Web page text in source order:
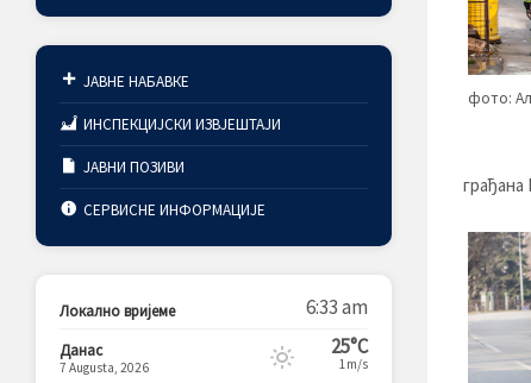
фото:
грађана
ЈАВНЕ НАБАВКЕ
ИНСПЕКЦИЈСКИ ИЗВЈЕШТАЈИ
ЈАВНИ ПОЗИВИ
СЕРВИСНЕ ИНФОРМАЦИЈЕ
Локално вријеме 6:33 am
Данас
7 Augusta, 2026
25°C
1m/s